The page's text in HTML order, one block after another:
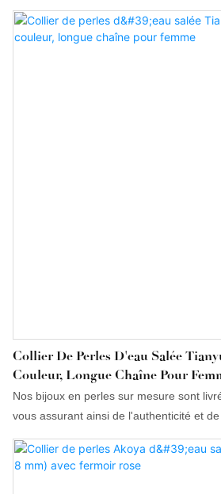
une palette de couleurs variée... Les
et fluides, ne noircissent pas, ne se
Collier De Perles D'eau Salée
Couleur, Longue Chaîne Pour
Nos bijoux en perles sur mesure sont
vous assurant ainsi de l'authenticité et de